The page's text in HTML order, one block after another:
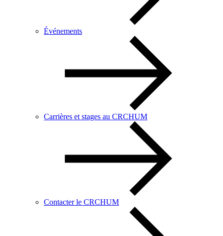
Événements
Carrières et stages au CRCHUM
Contacter le CRCHUM